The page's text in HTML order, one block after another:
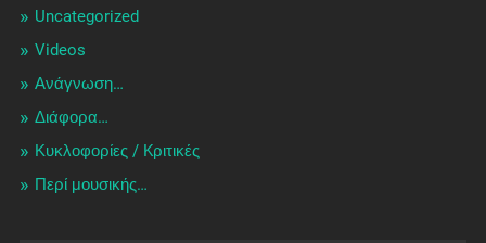
Uncategorized
Videos
Ανάγνωση…
Διάφορα…
Κυκλοφορίες / Kριτικές
Περί μουσικής…